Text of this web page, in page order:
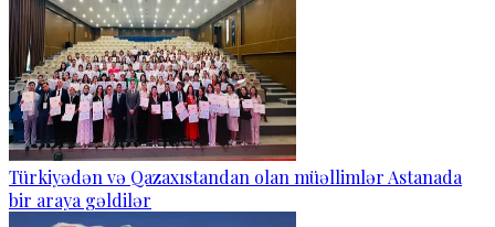
Türkiyədən və Qazaxıstandan olan müəllimlər Astanada
bir araya gəldilər